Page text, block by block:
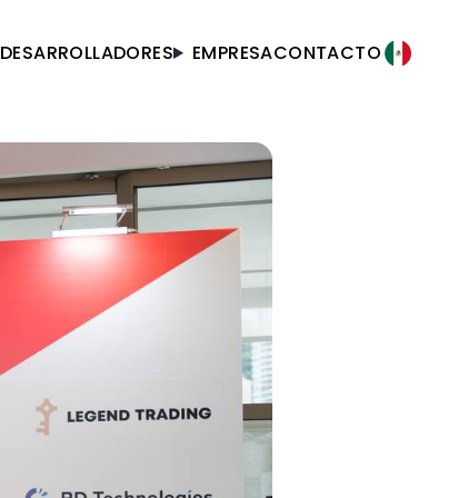
DESARROLLADORES EMPRESACONTACTO